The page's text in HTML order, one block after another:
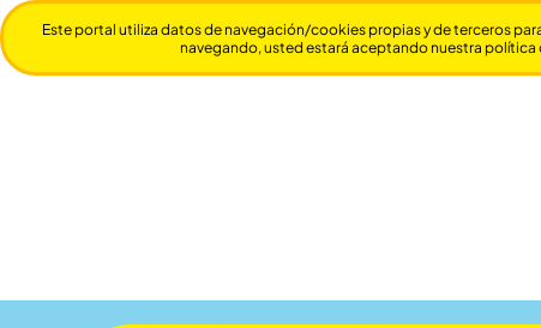
Este portal utiliza datos de navegación/cookies propias y de terceros
navegando, usted estará aceptando nuestra